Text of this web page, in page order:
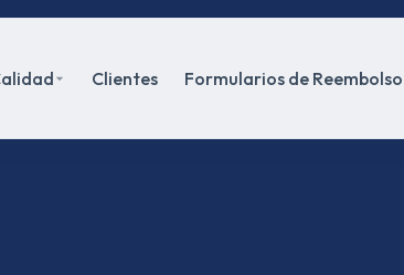
Clientes Formularios de